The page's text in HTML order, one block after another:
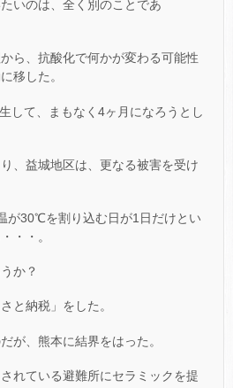
いのは、全く別のことであ
ら、抗酸化で何かが変わる可能性
移した。
して、まもなく4ヶ月になろうとし
、益城地区は、更なる被害を受け
が30℃を割り込む日が1日だけとい
・・。
か？
と納税」をした。
が、熊本に結界をはった。
れている避難所にセラミックを提